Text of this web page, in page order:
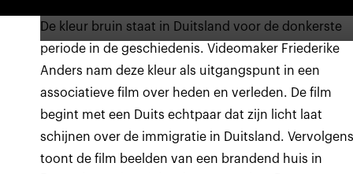
De kleur bruin staat in Duitsland voor de donkerste
periode in de geschiedenis. Videomaker Friederike
Anders nam deze kleur als uitgangspunt in een
associatieve film over heden en verleden. De film
begint met een Duits echtpaar dat zijn licht laat
schijnen over de immigratie in Duitsland.
toont de film beelden van een brandend huis in